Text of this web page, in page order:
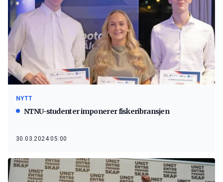
NYTT
NTNU-studenter imponerer fiskeribransjen
30.03.2024 05:00